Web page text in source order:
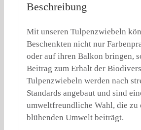
Beschreibung
Mit unseren Tulpenzwiebeln
Beschenkten nicht nur
oder auf ihren Balkon bringen,
Beitrag zum Erhalt der
Tulpenzwiebeln werden nach
Standards angebaut und sind
umweltfreundliche Wahl, die zu
blühenden Umwelt beiträgt.